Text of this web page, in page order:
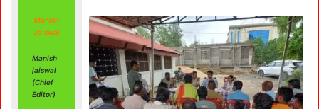
Manish
Jaiswal
Manish
jaiswal
(Chief
Editor)